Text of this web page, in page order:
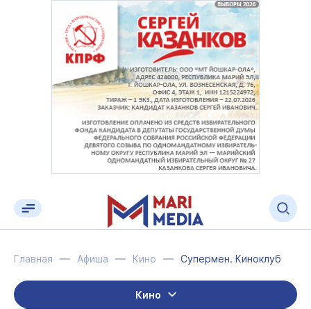
Главная Афиша Кино Супермен. Киноклуб
Кино